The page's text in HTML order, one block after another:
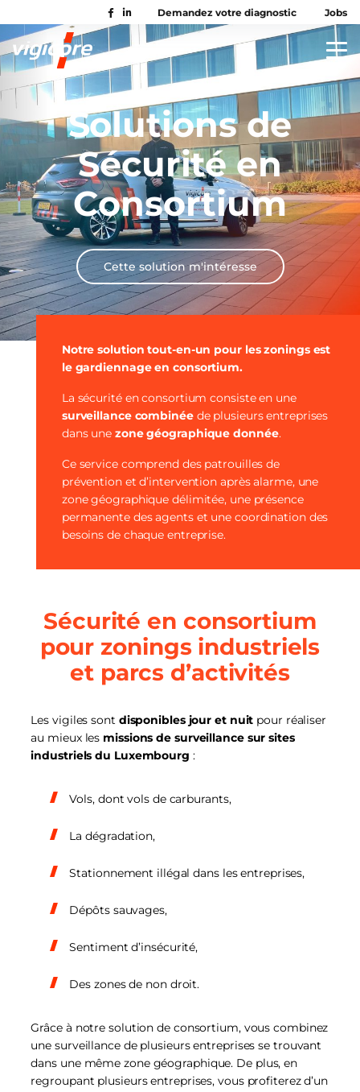
Demandez votre diagnostic Jobs
Solutions de
Sécurité en
Consortium
Cette solution m'intéresse
Notre solution tout-en-un pour les zonings est
le gardiennage en consortium.
La sécurité en consortium consiste en une
surveillance combinéede plusieurs entreprises
dans une zone géographique donnée.
Ce service comprend des patrouilles de
prévention et d’intervention après alarme, une
zone géographique délimitée, une présence
permanente des agents et une coordination des
besoins de chaque entreprise.
Sécurité en consortium
pour zonings industriels
et parcs d’activités
Les vigiles sont disponibles jour et nuit pour réaliser
au mieux les missions de surveillance sur sites
industriels du Luxembourg :
Vols, dont vols de carburants,
La dégradation,
Stationnement illégal dans les entreprises,
Dépôts sauvages,
Sentiment d’insécurité,
Des zones de non droit.
Grâce à notre solution de consortium, vous combinez
une surveillance de plusieurs entreprises se trouvant
dans une même zone géographique. De plus, en
regroupant plusieurs entreprises, vous profiterez d’un